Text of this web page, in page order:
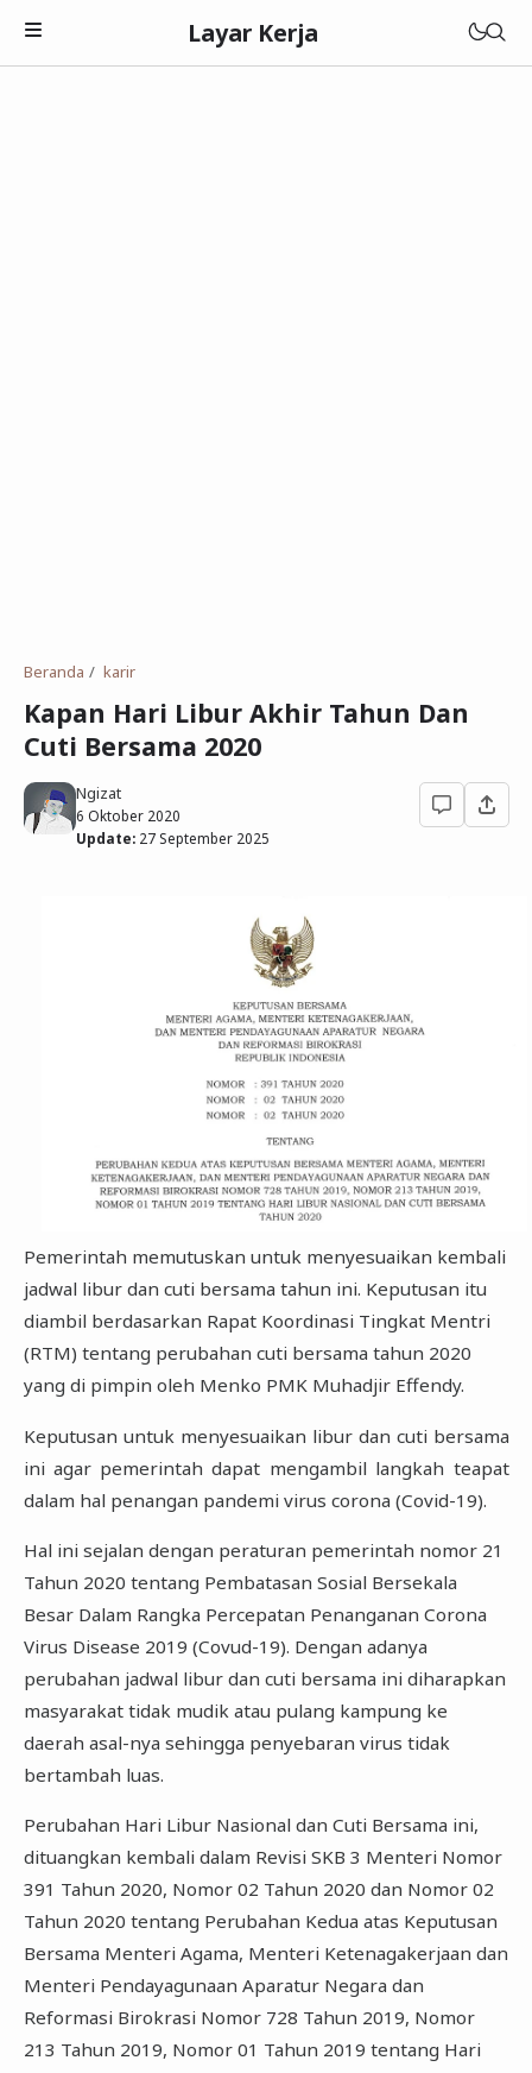
Layar Kerja
Beranda karir
Kapan Hari Libur Akhir Tahun Dan
Cuti Bersama 2020
Ngizat
6 Oktober 2020
Update: 27 September 2025
Pemerintah memutuskan untuk menyesuaikan kembali
jadwal libur dan cuti bersama tahun ini. Keputusan itu
diambil berdasarkan Rapat Koordinasi Tingkat Mentri
(RTM) tentang perubahan cuti bersama tahun 2020
yang di pimpin oleh Menko PMK Muhadjir Effendy.
Keputusan untuk menyesuaikan libur dan cuti bersama
ini agar pemerintah dapat mengambil langkah teapat
dalam hal penangan pandemi virus corona (Covid-19).
Hal ini sejalan dengan peraturan pemerintah nomor 21
Tahun 2020 tentang Pembatasan Sosial Bersekala
Besar Dalam Rangka Percepatan Penanganan Corona
Virus Disease 2019 (Covud-19). Dengan adanya
perubahan jadwal libur dan cuti bersama ini diharapkan
masyarakat tidak mudik atau pulang kampung ke
daerah asal-nya sehingga penyebaran virus tidak
bertambah luas.
Perubahan Hari Libur Nasional dan Cuti Bersama ini,
dituangkan kembali dalam Revisi SKB 3 Menteri Nomor
391 Tahun 2020, Nomor 02 Tahun 2020 dan Nomor 02
Tahun 2020 tentang Perubahan Kedua atas Keputusan
Bersama Menteri Agama, Menteri Ketenagakerjaan dan
Menteri Pendayagunaan Aparatur Negara dan
Reformasi Birokrasi Nomor 728 Tahun 2019, Nomor
213 Tahun 2019, Nomor 01 Tahun 2019 tentang Hari